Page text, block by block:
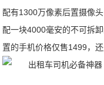
配有1300万像素后置摄像
配一块4000毫安的不可拆
置的手机价格仅售1499，还